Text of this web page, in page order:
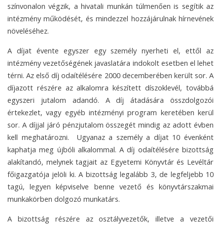
színvonalon végzik, a hivatali munkán túlmenően is segítik az
intézmény működését, és mindezzel hozzájárulnak hírnevének
növeléséhez.
A díjat évente egyszer egy személy nyerheti el, ettől az
intézmény vezetőségének javaslatára indokolt esetben el lehet
térni. Az első díj odaítélésére 2000 decemberében került sor. A
díjazott részére az alkalomra készített díszoklevél, továbbá
egyszeri jutalom adandó. A díj átadására összdolgozói
értekezlet, vagy egyéb intézményi program keretében kerül
sor. A díjjal járó pénzjutalom összegét mindig az adott évben
kell meghatározni. Ugyanaz a személy a díjat 10 évenként
kaphatja meg újbóli alkalommal. A díj odaítélésére bizottság
alakítandó, melynek tagjait az Egyetemi Könyvtár és Levéltár
főigazgatója jelöli ki. A bizottság legalább 3, de legfeljebb 10
tagú, legyen képviselve benne vezető és könyvtárszakmai
munkakörben dolgozó munkatárs.
A bizottság részére az osztályvezetők, illetve a vezetői